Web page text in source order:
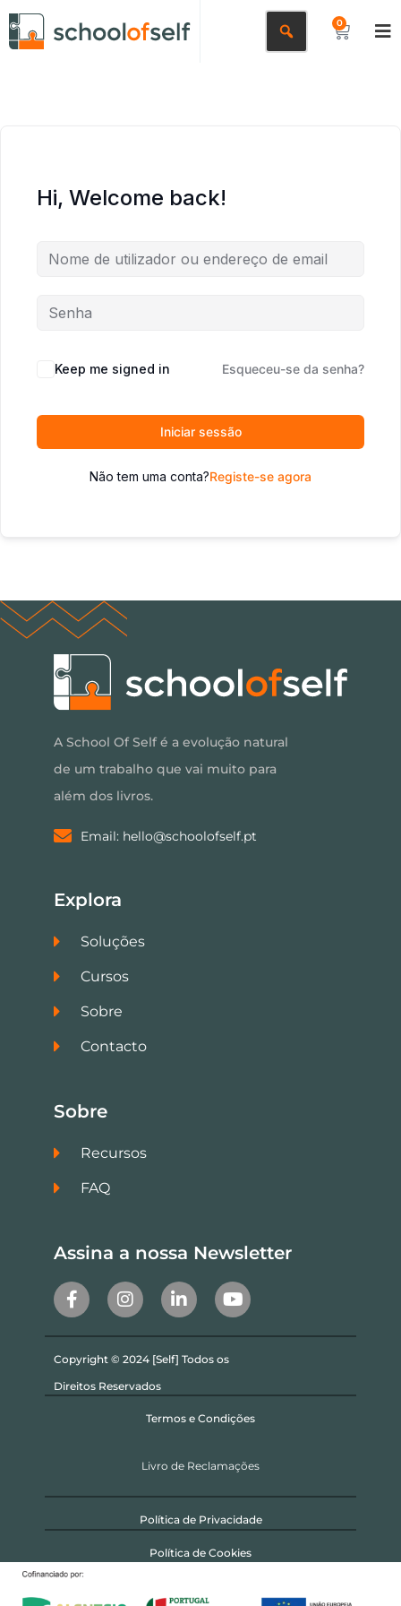
0
Hi, Welcome back!
Keep me signed in Esqueceu-se da senha?
Iniciar sessão
Não tem uma conta?Registe-se agora
A School Of Self é a evolução natural
de um trabalho que vai muito para
além dos livros.
Email: hello@schoolofself.pt
Explora
Soluções
Cursos
Sobre
Contacto
Sobre
Recursos
FAQ
Assina a nossa Newsletter
Copyright © 2024 [Self] Todos os
Direitos Reservados
Termos e Condições
Livro de Reclamações
Política de Privacidade
Política de Cookies